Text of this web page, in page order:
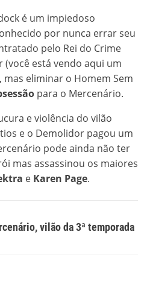
é um impiedoso
por nunca errar seu
pelo Rei do Crime
está vendo aqui um
mas eliminar o Homem Sem
para o Mercenário.
e violência do vilão
e o Demolidor pagou um
pode ainda não ter
mas assassinou os maiores
e Karen Page.
vilão da 3ª temporada